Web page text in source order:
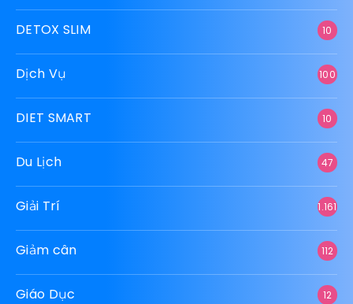
DETOX SLIM 10
Dịch Vụ 100
DIET SMART 10
Du Lịch 47
Giải Trí 1.161
Giảm cân 112
Giáo Dục 12